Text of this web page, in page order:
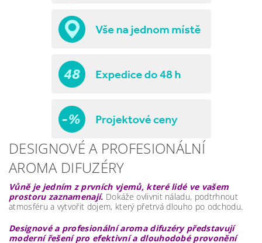
DESIGNOVÉ A PROFESIONÁLNÍ
AROMA DIFUZÉRY
Vůně je jedním z prvních vjemů, které lidé ve vašem
prostoru zaznamenají. Dokáže ovlivnit náladu, podtrhnout
atmosféru a vytvořit dojem, který přetrvá dlouho po odchodu.
Designové a profesionální aroma difuzéry představují
moderní řešení pro efektivní a dlouhodobé provonění